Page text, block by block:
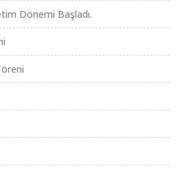
Dönemi Başladı.